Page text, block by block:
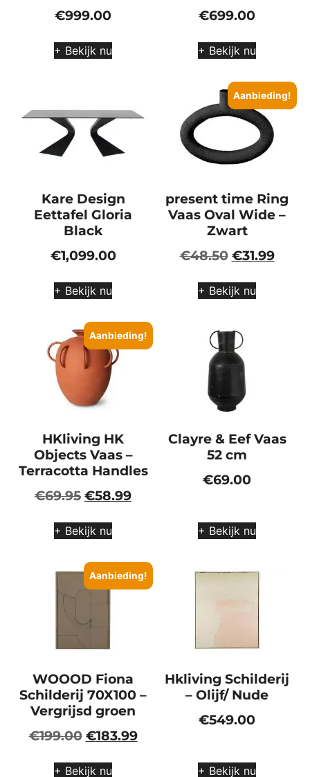
€999.00
+ Bekijk nu
€699.00
+ Bekijk nu
Kare Design
Eettafel Gloria
Black
€1,099.00
+ Bekijk nu
Aanbieding!
present time Ring
Vaas Oval Wide –
Zwart
€48.50 €31.99
+ Bekijk nu
Aanbieding!
HKliving HK
Objects Vaas –
Terracotta Handles
€69.95 €58.99
+ Bekijk nu
Clayre & Eef Vaas
52 cm
€69.00
+ Bekijk nu
Aanbieding!
WOOOD Fiona
Schilderij 70X100 –
Vergrijsd groen
€199.00 €183.99
+ Bekijk nu
Hkliving Schilderij
– Olijf/ Nude
€549.00
+ Bekijk nu